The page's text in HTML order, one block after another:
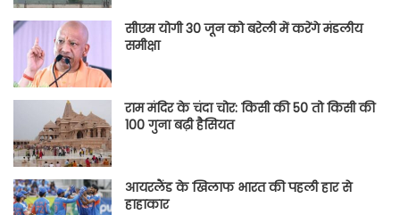
सीएम योगी 30 जून को बरेली में करेंगे मंडलीय
समीक्षा
राम मंदिर के चंदा चोर: किसी की 50 तो किसी की
100 गुना बढ़ी हैसियत
आयरलैंड के खिलाफ भारत की पहली हार से
हाहाकार